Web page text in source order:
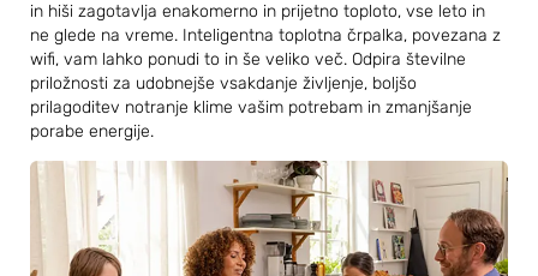
in hiši zagotavlja enakomerno in prijetno toploto, vse leto in
ne glede na vreme. Inteligentna toplotna črpalka, povezana z
wifi, vam lahko ponudi to in še veliko več. Odpira številne
priložnosti za udobnejše vsakdanje življenje, boljšo
prilagoditev notranje klime vašim potrebam in zmanjšanje
porabe energije.